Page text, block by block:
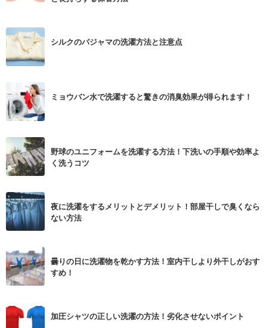
シルクのパジャマの洗濯方法と注意点
ミョウバン水で洗濯すると驚きの消臭効果が得られます！
野球のユニフォームを洗濯する方法！下洗いの手順や効率よ
く洗うコツ
夜に洗濯をするメリットとデメリット！部屋干しで臭くなら
ない方法
曇りの日に洗濯物を乾かす方法！室内干しより外干しがおす
すめ！
加圧シャツの正しい洗濯の方法！劣化させないポイント